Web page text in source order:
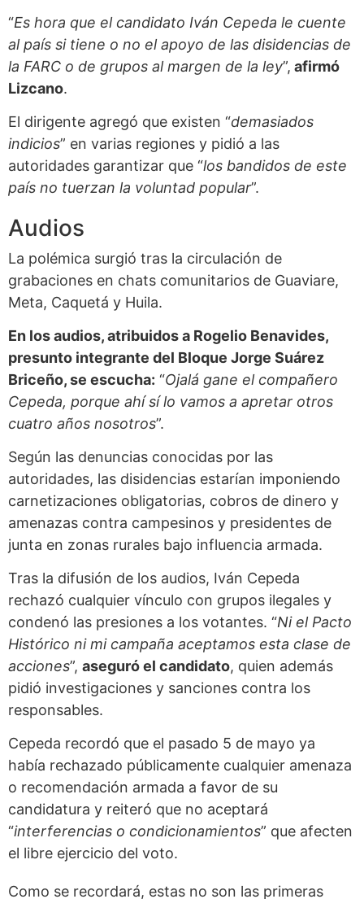
“Es hora que el candidato Iván Cepeda le cuente
al país si tiene o no el apoyo de las disidencias de
la FARC o de grupos al margen de la ley”, afirmó
Lizcano.
El dirigente agregó que existen “demasiados
indicios” en varias regiones y pidió a las
autoridades garantizar que “los bandidos de este
país no tuerzan la voluntad popular”.
Audios
La polémica surgió tras la circulación de
grabaciones en chats comunitarios de Guaviare,
Meta, Caquetá y Huila.
En los audios, atribuidos a Rogelio Benavides,
presunto integrante del Bloque Jorge Suárez
Briceño, se escucha: “Ojalá gane el compañero
Cepeda, porque ahí sí lo vamos a apretar otros
cuatro años nosotros”.
Según las denuncias conocidas por las
autoridades, las disidencias estarían imponiendo
carnetizaciones obligatorias, cobros de dinero y
amenazas contra campesinos y presidentes de
junta en zonas rurales bajo influencia armada.
Tras la difusión de los audios, Iván Cepeda
rechazó cualquier vínculo con grupos ilegales y
condenó las presiones a los votantes. “Ni el Pacto
Histórico ni mi campaña aceptamos esta clase de
acciones”, aseguró el candidato, quien además
pidió investigaciones y sanciones contra los
responsables.
Cepeda recordó que el pasado 5 de mayo ya
había rechazado públicamente cualquier amenaza
o recomendación armada a favor de su
candidatura y reiteró que no aceptará
“interferencias o condicionamientos” que afecten
el libre ejercicio del voto.
Como se recordará, estas no son las primeras